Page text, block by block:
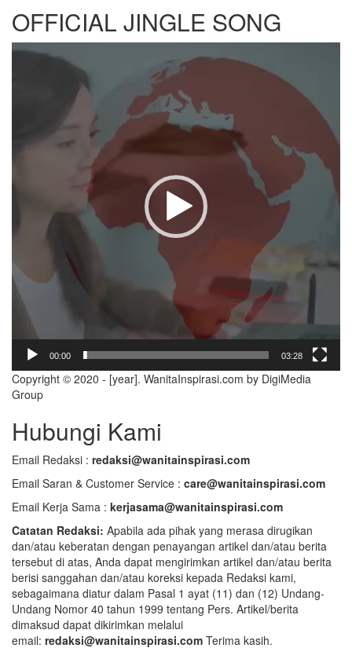
OFFICIAL JINGLE SONG
Video
00:00 03:28
Copyright © 2020 - [year]. WanitaInspirasi.com by DigiMedia
Group
Hubungi Kami
Email Redaksi : redaksi@wanitainspirasi.com
Email Saran & Customer Service : care@wanitainspirasi.com
Email Kerja Sama : kerjasama@wanitainspirasi.com
Catatan Redaksi: Apabila ada pihak yang merasa dirugikan
dan/atau keberatan dengan penayangan artikel dan/atau berita
tersebut di atas, Anda dapat mengirimkan artikel dan/atau berita
berisi sanggahan dan/atau koreksi kepada Redaksi kami,
sebagaimana diatur dalam Pasal 1 ayat (11) dan (12) Undang-
Undang Nomor 40 tahun 1999 tentang Pers. Artikel/berita
dimaksud dapat dikirimkan melalui
email: redaksi@wanitainspirasi.com Terima kasih.